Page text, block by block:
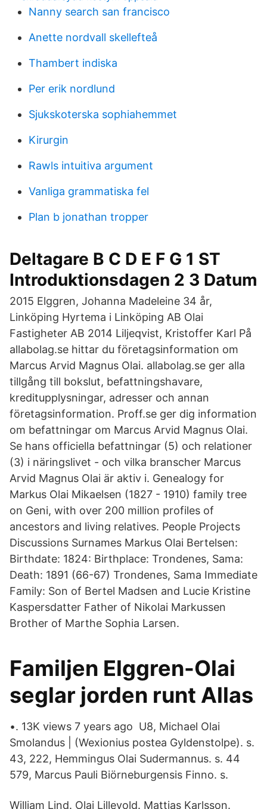
Nanny search san francisco
Anette nordvall skellefteå
Thambert indiska
Per erik nordlund
Sjukskoterska sophiahemmet
Kirurgin
Rawls intuitiva argument
Vanliga grammatiska fel
Plan b jonathan tropper
Deltagare B C D E F G 1 ST
Introduktionsdagen 2 3 Datum
2015 Elggren, Johanna Madeleine 34 år,
Linköping Hyrtema i Linköping AB Olai
Fastigheter AB 2014 Liljeqvist, Kristoffer Karl På
allabolag.se hittar du företagsinformation om
Marcus Arvid Magnus Olai. allabolag.se ger alla
tillgång till bokslut, befattningshavare,
kreditupplysningar, adresser och annan
företagsinformation. Proff.se ger dig information
om befattningar om Marcus Arvid Magnus Olai.
Se hans officiella befattningar (5) och relationer
(3) i näringslivet - och vilka branscher Marcus
Arvid Magnus Olai är aktiv i. Genealogy for
Markus Olai Mikaelsen (1827 - 1910) family tree
on Geni, with over 200 million profiles of
ancestors and living relatives. People Projects
Discussions Surnames Markus Olai Bertelsen:
Birthdate: 1824: Birthplace: Trondenes, Sama:
Death: 1891 (66-67) Trondenes, Sama Immediate
Family: Son of Bertel Madsen and Lucie Kristine
Kaspersdatter Father of Nikolai Markussen
Brother of Marthe Sophia Larsen.
Familjen Elggren-Olai
seglar jorden runt Allas
•. 13K views 7 years ago U8, Michael Olai
Smolandus | (Wexionius postea Gyldenstolpe). s.
43, 222, Hemmingus Olai Sudermannus. s. 44
579, Marcus Pauli Biörneburgensis Finno. s.
William Lind. Olai Lillevold. Mattias Karlsson.